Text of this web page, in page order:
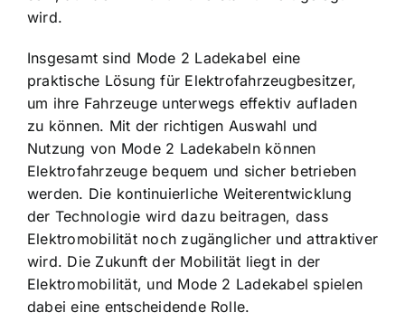
wird.
Insgesamt sind Mode 2 Ladekabel eine
praktische Lösung für Elektrofahrzeugbesitzer,
um ihre Fahrzeuge unterwegs effektiv aufladen
zu können. Mit der richtigen Auswahl und
Nutzung von Mode 2 Ladekabeln können
Elektrofahrzeuge bequem und sicher betrieben
werden. Die kontinuierliche Weiterentwicklung
der Technologie wird dazu beitragen, dass
Elektromobilität noch zugänglicher und attraktiver
wird. Die Zukunft der Mobilität liegt in der
Elektromobilität, und Mode 2 Ladekabel spielen
dabei eine entscheidende Rolle.